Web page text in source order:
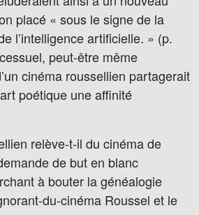
placé « sous le signe de la
l’intelligence artificielle. » (p.
peut-être même
cinéma roussellien partagerait
poétique une affinité
relève-t-il du cinéma de
de but en blanc
à bouter la généalogie
du-cinéma Roussel et le